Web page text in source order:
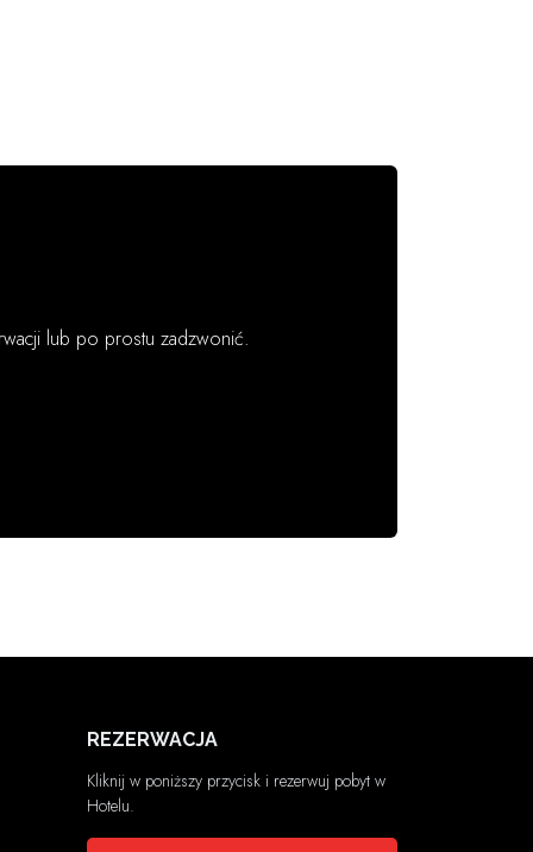
lub po prostu zadzwonić.
REZERWACJA
Kliknij w poniższy przycisk i rezerwuj pobyt w
Hotelu.